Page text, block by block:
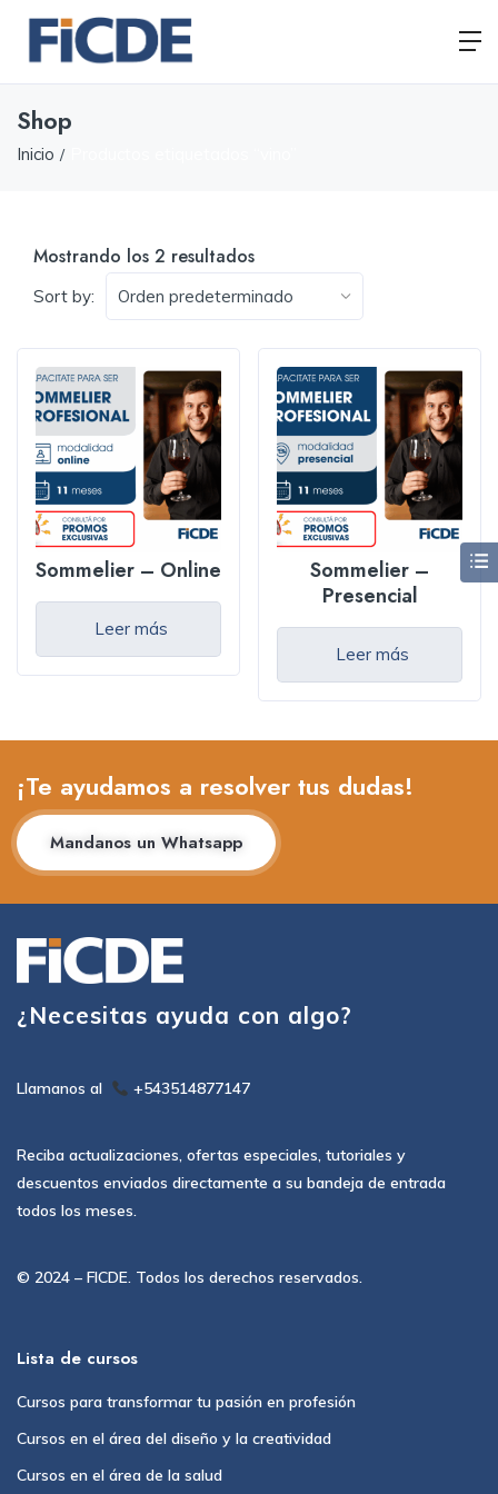
Shop
Inicio
Mostrando los 2 resultados
Sort by:
Sommelier – Online
Leer más
Sommelier –
Presencial
Leer más
¡Te ayudamos a resolver tus dudas!
Mandanos un Whatsapp
¿Necesitas ayuda con algo?
Llamanos al +543514877147
Reciba actualizaciones, ofertas especiales, tutoriales y
descuentos enviados directamente a su bandeja de entrada
todos los meses.
© 2024 – FICDE. Todos los derechos reservados.
Lista de cursos
Cursos para transformar tu pasión en profesión
Cursos en el área del diseño y la creatividad
Cursos en el área de la salud